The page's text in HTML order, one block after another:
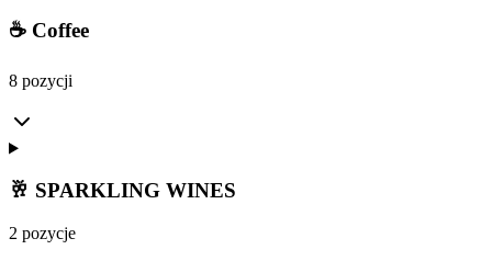
☕ Coffee
8 pozycji
🥂 SPARKLING WINES
2 pozycje